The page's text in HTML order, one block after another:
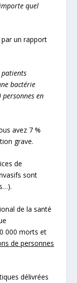
quel
un rapport
patients
bactérie
en
avez 7 %
grave.
de
sont
de la santé
000 morts et
de personnes
délivrées